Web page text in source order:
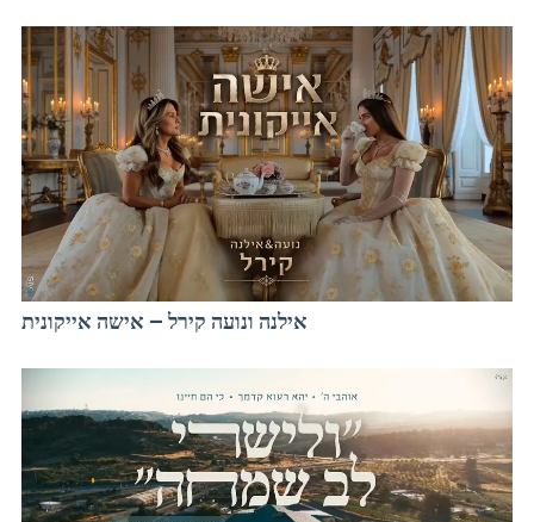
אילנה ונועה קירל – אישה אייקונית